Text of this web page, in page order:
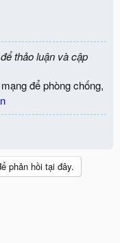
thảo luận và cập
để phòng chống,
phản hồi tại đây.